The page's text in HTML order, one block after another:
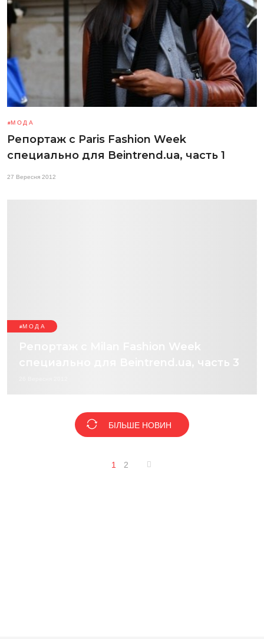
МОДА
Репортаж с Paris Fashion Week
специально для Beintrend.ua, часть 1
27 Вересня 2012
МОДА
специально для Beintrend.ua, часть 3
БІЛЬШЕ НОВИН
1 2